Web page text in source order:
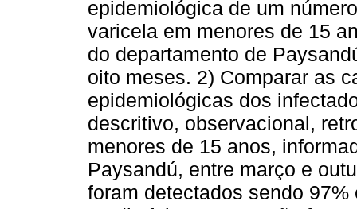
epidemiológica de um
varicela em menores de 15
do departamento de
oito meses. 2) Comparar as
epidemiológicas dos
descritivo, observacional,
menores de 15 anos,
Paysandú, entre março e
foram detectados sendo